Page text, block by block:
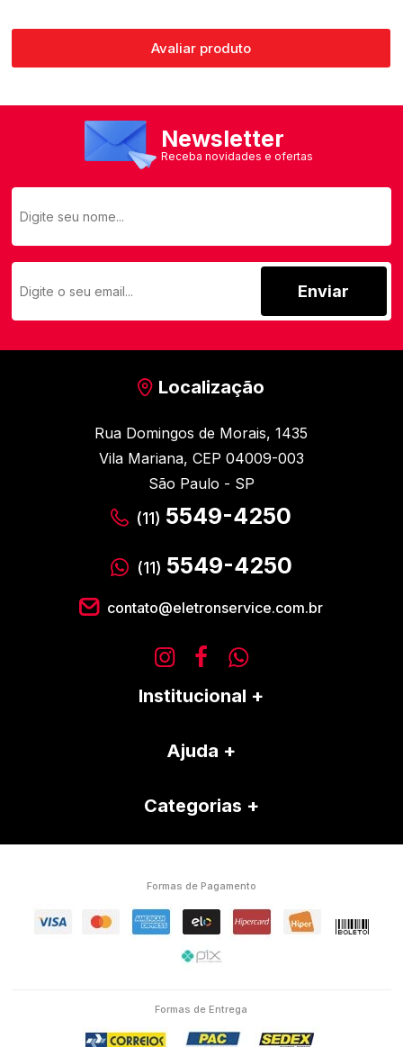
Avaliar produto
Newsletter
Receba novidades e ofertas
Enviar
Localização
Rua Domingos de Morais, 1435
Vila Mariana, CEP 04009-003
São Paulo - SP
(11) 5549-4250
(11) 5549-4250
contato@eletronservice.com.br
Institucional
Ajuda
Categorias
Formas de Pagamento
Formas de Entrega